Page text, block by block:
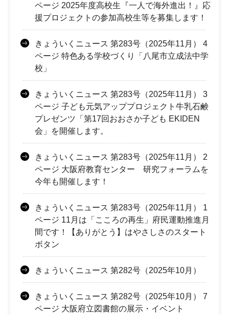
ページ 2025年度高校生『一人で海外進出！』応
援プロジェクトの参加高校生等を募集します！
きょういくニュース 第283号（2025年11月） 4
ページ 特色ある学校づくり「八尾市立成法中学
校」
きょういくニュース 第283号（2025年11月） 3
ページ 子ども元気アッププロジェクト牛乳石鹸
プレゼンツ「第17回おおさか子ども EKIDEN
会」を開催します。
きょういくニュース 第283号（2025年11月） 2
ページ 大阪府教育センター 研究フォーラムを
今年も開催します！
きょういくニュース 第283号（2025年11月） 1
ページ 11月は「こころの再生」府民運動推進月
間です！【ありがとう】はやさしさのスタート
ボタン
きょういくニュース 第282号（2025年10月）
きょういくニュース 第282号（2025年10月） 7
ページ 大阪府立図書館の展示・イベント